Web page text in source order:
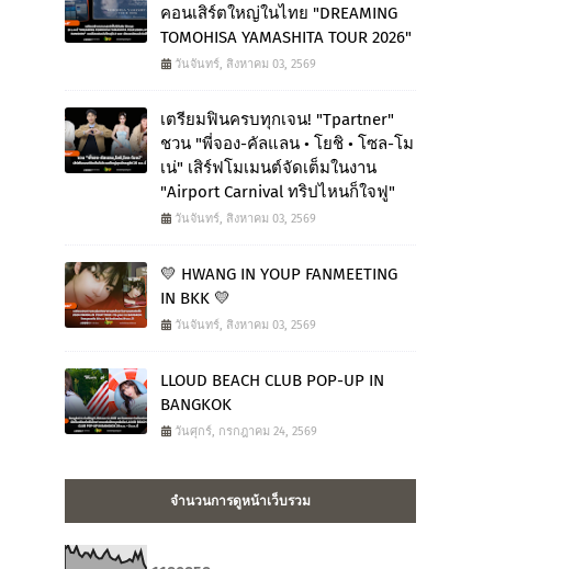
คอนเสิร์ตใหญ่ในไทย "DREAMING
TOMOHISA YAMASHITA TOUR 2026"
วันจันทร์, สิงหาคม 03, 2569
เตรียมฟินครบทุกเจน! "Tpartner"
ชวน "พี่จอง-คัลแลน • โยชิ • โซล-โม
เน่" เสิร์ฟโมเมนต์จัดเต็มในงาน
"Airport Carnival ทริปไหนก็ใจฟู"
วันจันทร์, สิงหาคม 03, 2569
💛 HWANG IN YOUP FANMEETING
IN BKK 💛
วันจันทร์, สิงหาคม 03, 2569
LLOUD BEACH CLUB POP-UP IN
BANGKOK
วันศุกร์, กรกฎาคม 24, 2569
จำนวนการดูหน้าเว็บรวม